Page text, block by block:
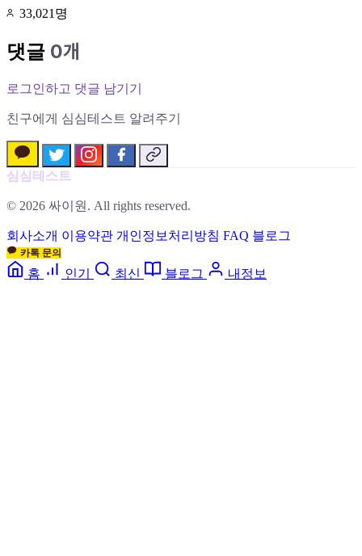
33,021명
댓글 0개
로그인하고 댓글 남기기
친구에게 심심테스트 알려주기
심심테스트
© 2026 싸이원. All rights reserved.
회사소개 이용약관 개인정보처리방침 FAQ 블로그
카톡 문의
홈 인기 최신 블로그 내정보